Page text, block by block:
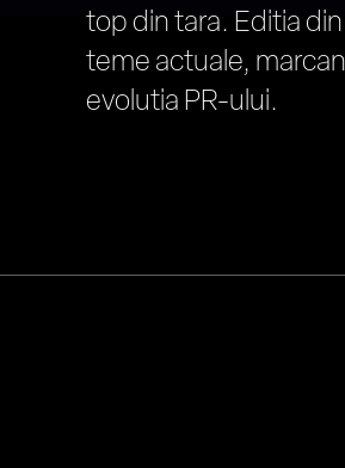
top din tara. Editia
teme actuale,
evolutia PR-ului.